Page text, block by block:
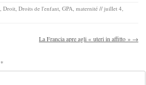
Droit Droits de l'enfant GPA maternité // juillet 4,
La Francia apre agli « uteri in affitto » →
*